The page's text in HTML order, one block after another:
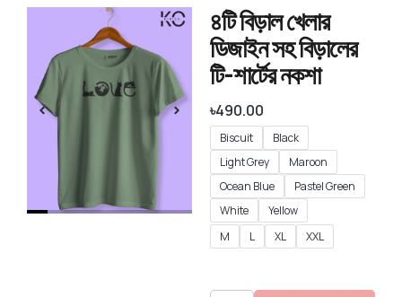
৪টি বিড়াল খেলার
ডিজাইন সহ বিড়ালের
টি-শার্টের নকশা
৳490.00
Biscuit
Black
Light Grey
Maroon
Ocean Blue
Pastel Green
White
Yellow
M
L XL XXL